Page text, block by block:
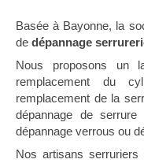
Basée à Bayonne, la
de dépannage
Nous proposons un
remplacement du
remplacement de la
dépannage de
dépannage verrous ou
Nos artisans